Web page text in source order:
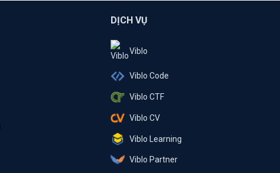
DỊCH VỤ
Viblo
Viblo Code
Viblo CTF
Viblo CV
Viblo Learning
Viblo Partner